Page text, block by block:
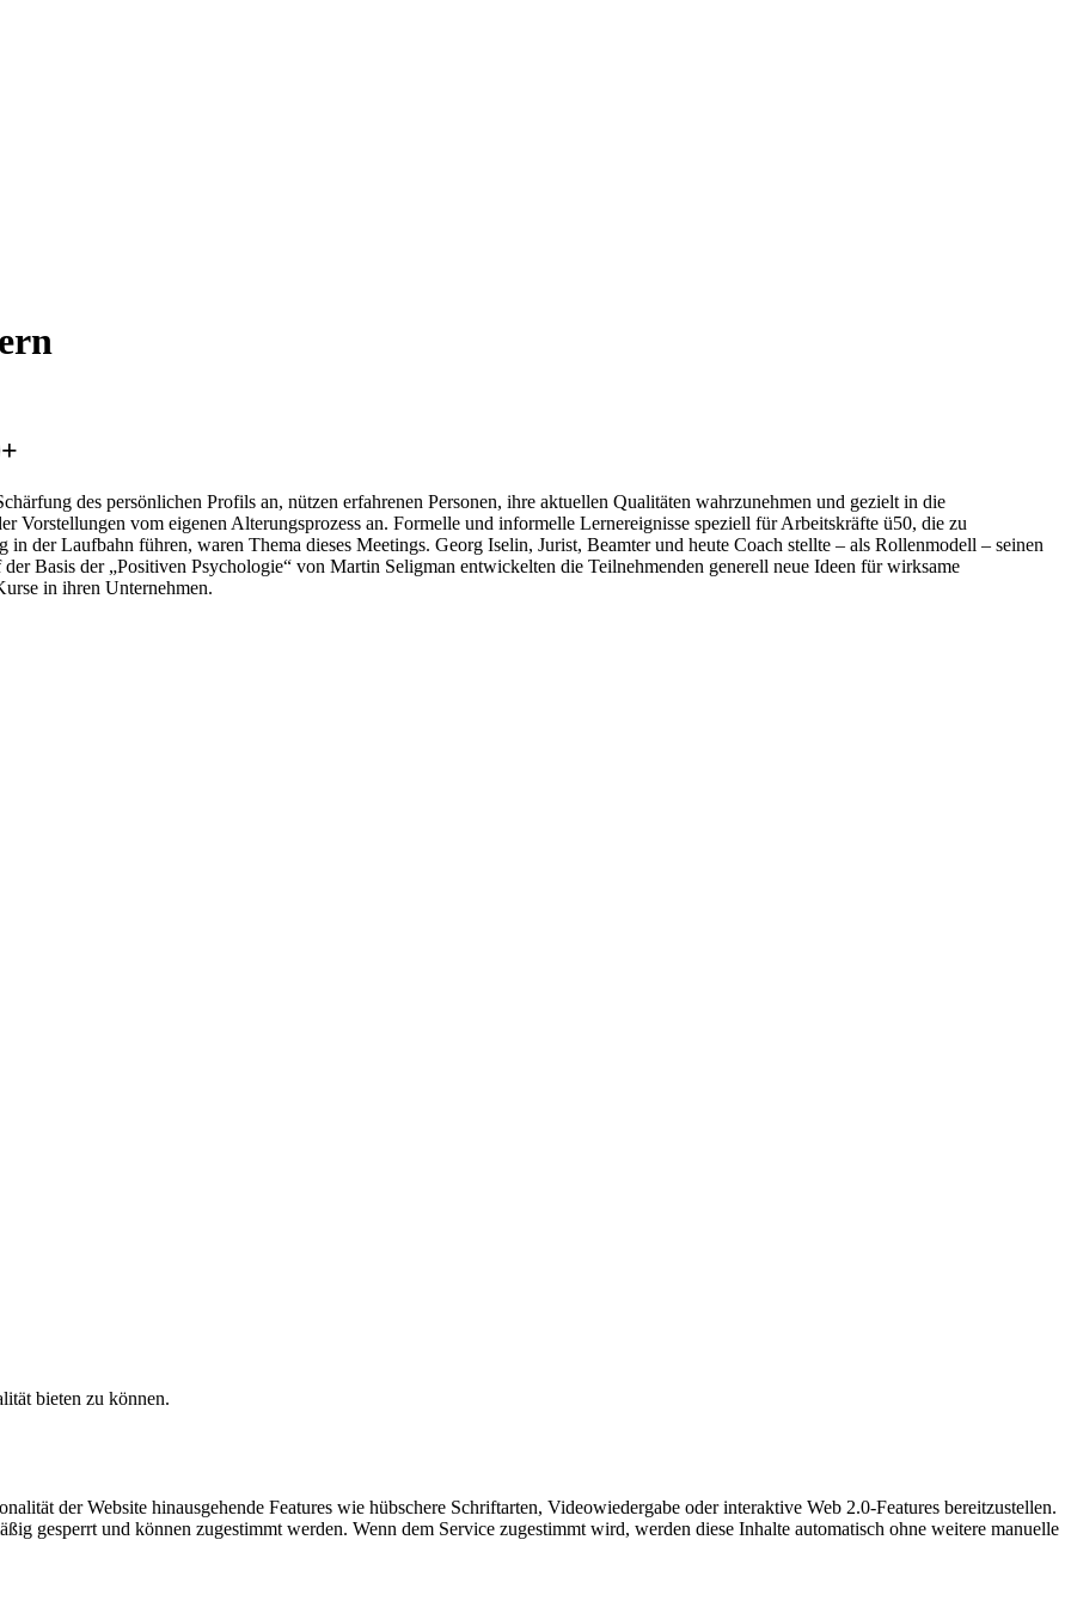
des persönlichen Profils an, nützen erfahrenen Personen, ihre aktuellen Qualitäten wahrzunehmen und gezielt in die
Vorstellungen vom eigenen Alterungsprozess an. Formelle und informelle Lernereignisse speziell für Arbeitskräfte ü50, die zu
der Laufbahn führen, waren Thema dieses Meetings. Georg Iselin, Jurist, Beamter und heute Coach stellte – als Rollenmodell – seinen
Basis der „Positiven Psychologie“ von Martin Seligman entwickelten die Teilnehmenden generell neue Ideen für wirksame
in ihren Unternehmen.
bieten zu können.
der Website hinausgehende Features wie hübschere Schriftarten, Videowiedergabe oder interaktive Web 2.0-Features bereitzustellen.
gesperrt und können zugestimmt werden. Wenn dem Service zugestimmt wird, werden diese Inhalte automatisch ohne weitere manuelle